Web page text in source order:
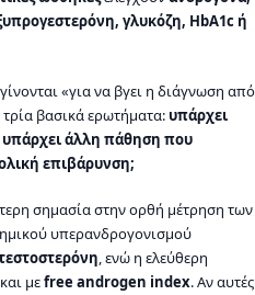
γλυκόζη, HbA1c ή
«για να βγει η διάγνωση από
βασικά ερωτήματα: υπάρχει
υπάρχει άλλη πάθηση που
επιβάρυνση;
σημασία στην ορθή μέτρηση των
υπερανδρογονισμού
, ενώ η ελεύθερη
μεfree androgen index. Αν αυτές